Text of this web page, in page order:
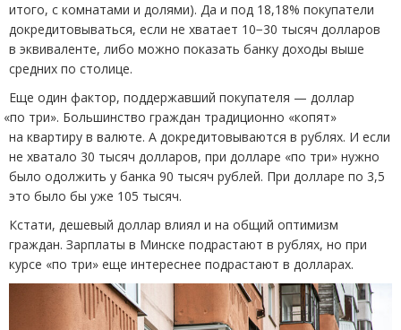
итого, с комнатами и долями). Да и под 18,18% покупатели
докредитовываться, если не хватает 10−30 тысяч долларов
в эквиваленте, либо можно показать банку доходы выше
средних по столице.
Еще один фактор, поддержавший покупателя — доллар
«по три». Большинство граждан традиционно «копят»
на квартиру в валюте. А докредитовываются в рублях. И если
не хватало 30 тысяч долларов, при долларе «по три» нужно
было одолжить у банка 90 тысяч рублей. При долларе по 3,5
это было бы уже 105 тысяч.
Кстати, дешевый доллар влиял и на общий оптимизм
граждан. Зарплаты в Минске подрастают в рублях, но при
курсе «по три» еще интереснее подрастают в долларах.